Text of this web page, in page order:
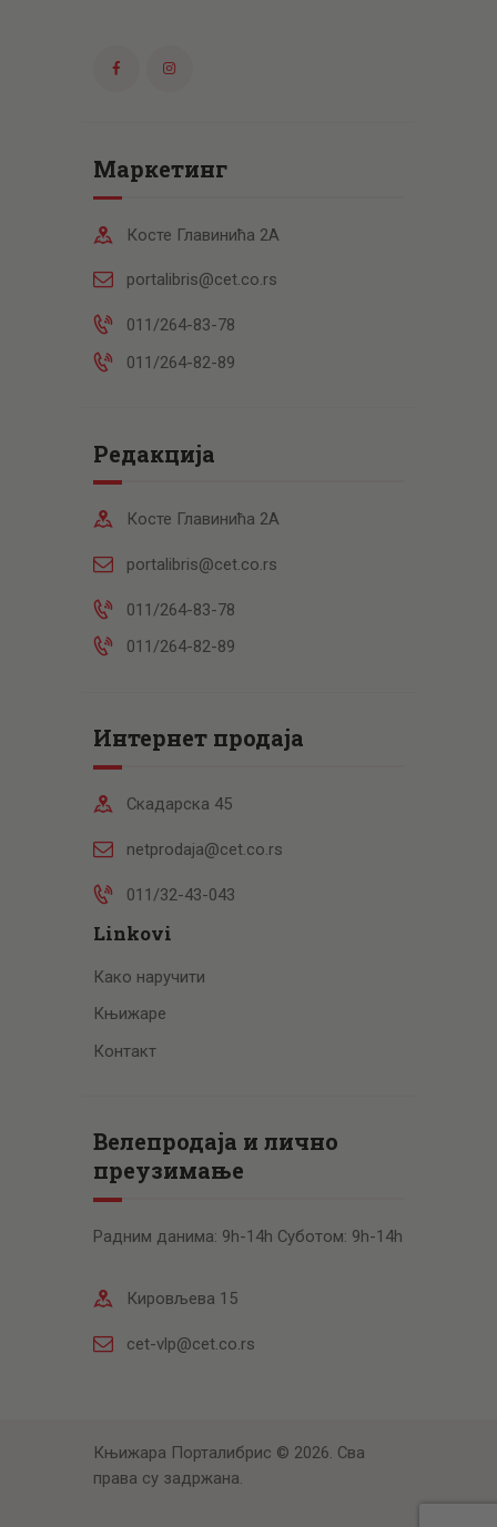
Маркетинг
Косте Главинића 2А
portalibris@cet.co.rs
011/264-83-78
011/264-82-89
Редакција
Косте Главинића 2А
portalibris@cet.co.rs
011/264-83-78
011/264-82-89
Интернет продаја
Скадарска 45
netprodaja@cet.co.rs
011/32-43-043
Linkovi
Како наручити
Књижаре
Контакт
Велепродаја и лично
преузимање
Радним данима: 9h-14h Суботом: 9h-14h
Кировљева 15
cet-vlp@cet.co.rs
Књижара Порталибрис © 2026. Сва
права су задржана.